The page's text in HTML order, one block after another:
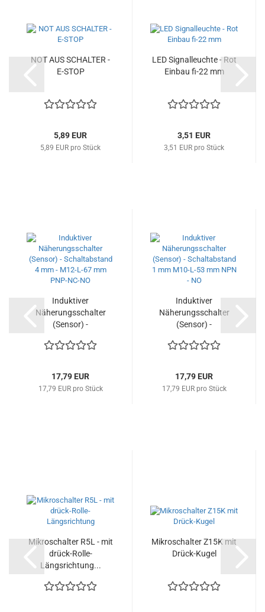
NOT AUS SCHALTER -
E-STOP
5,89 EUR
5,89 EUR pro Stück
LED Signalleuchte - Rot
Einbau fi-22 mm
3,51 EUR
3,51 EUR pro Stück
Induktiver
Näherungsschalter
(Sensor) -
17,79 EUR
17,79 EUR pro Stück
Induktiver
Näherungsschalter
(Sensor) -
17,79 EUR
17,79 EUR pro Stück
Mikroschalter R5L - mit
drück-Rolle-
Längsrichtung...
Mikroschalter Z15K mit
Drück-Kugel